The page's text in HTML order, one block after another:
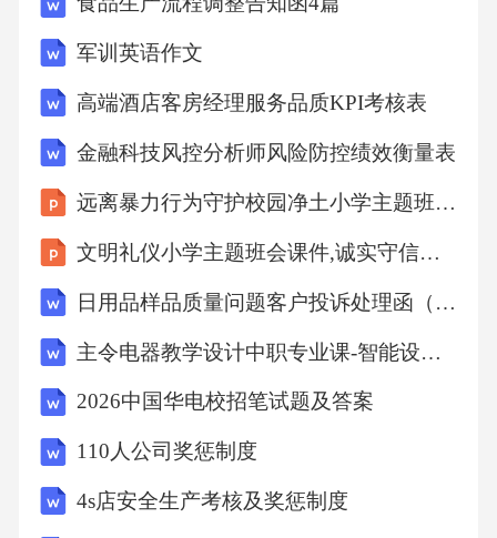
七、培训与发展1.内部培训：定期组织内部培
训，分享技术经验和最佳实践。2.外部学习：鼓
励参加行业会议和培训课程，了解最新技术动
态和行业趋势。3.个人成长：提供个人发展规划
则本手册为京东集团运维开发工程师的日常工
作指南，如有未尽事宜，请随时与相关部门沟
通。本手册将根据实际情况进行定期更新和完
善。希望各位运维开发工程师能够认真执行本
手册中的各项规定，共同为京东集团的发展做
出贡献。九、结语本手册的编写旨在帮助京东
集团运维开发工程师更好地完成日常工作，提
高工作效率，保障系统稳定运行。希望通过本
军训英语作文
高端酒店客房经理服务品质KPI考核表
金融科技风控分析师风险防控绩效衡量表
远离暴力行为守护校园净土小学主题班会课件
文明礼仪小学主题班会课件,诚实守信小学主题班会课件
日用品样品质量问题客户投诉处理函（6篇）
主令电器教学设计中职专业课-智能设备运行与维护-装备制造大类
2026中国华电校招笔试题及答案
110人公司奖惩制度
4s店安全生产考核及奖惩制度